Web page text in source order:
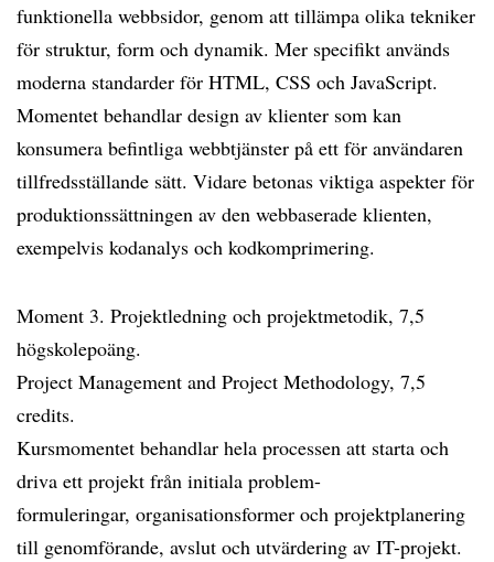
funktionella webbsidor, genom att tillämpa olika tekniker
för struktur, form och dynamik. Mer specifikt används
moderna standarder för HTML, CSS och JavaScript.
Momentet behandlar design av klienter som kan
konsumera befintliga webbtjänster på ett för användaren
tillfredsställande sätt. Vidare betonas viktiga aspekter för
produktionssättningen av den webbaserade klienten,
exempelvis kodanalys och kodkomprimering.
Moment 3. Projektledning och projektmetodik, 7,5
högskolepoäng.
Project Management and Project Methodology, 7,5
credits.
Kursmomentet behandlar hela processen att starta och
driva ett projekt från initiala problem-
formuleringar, organisationsformer och projektplanering
till genomförande, avslut och utvärdering av IT-projekt.